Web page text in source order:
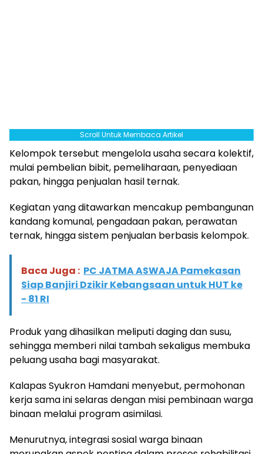
Scroll Untuk Membaca Artikel
Kelompok tersebut mengelola usaha secara kolektif,
mulai pembelian bibit, pemeliharaan, penyediaan
pakan, hingga penjualan hasil ternak.
Kegiatan yang ditawarkan mencakup pembangunan
kandang komunal, pengadaan pakan, perawatan
ternak, hingga sistem penjualan berbasis kelompok.
Baca Juga : PC JATMA ASWAJA Pamekasan
Siap Banjiri Dzikir Kebangsaan untuk HUT ke
- 81 RI
Produk yang dihasilkan meliputi daging dan susu,
sehingga memberi nilai tambah sekaligus membuka
peluang usaha bagi masyarakat.
Kalapas Syukron Hamdani menyebut, permohonan
kerja sama ini selaras dengan misi pembinaan warga
binaan melalui program asimilasi.
Menurutnya, integrasi sosial warga binaan